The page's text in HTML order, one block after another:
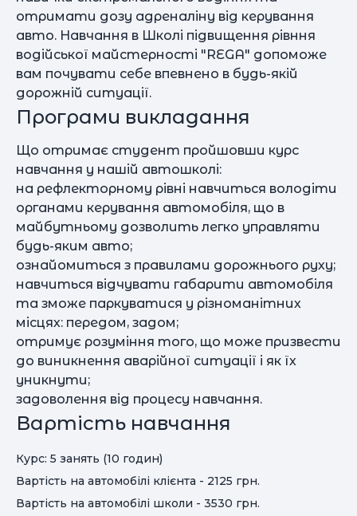
отримати дозу адреналіну від керування
авто. Навчання в Школі підвищення рівння
водійської майстерності "REGA" допоможе
вам почувати себе впевнено в будь-якій
дорожній ситуації.
Програми викладання
Що отримає студент пройшовши курс
навчання у нашій автошколі:
на рефлекторному рівні навчиться володіти
органами керування автомобіля, що в
майбутньому дозволить легко управляти
будь-яким авто;
ознайомиться з правилами дорожнього руху;
навчиться відчувати габарити автомобіля
та зможе паркуватися у різноманітних
місцях: передом, задом;
отримує розуміння того, що може призвести
до виникнення аварійної ситуації і як їх
уникнути;
задоволення від процесу навчання.
Вартість навчання
Курс: 5 занять (10 годин)
Вартість на автомобілі клієнта - 2125 грн.
Вартість на автомобілі школи - 3530 грн.